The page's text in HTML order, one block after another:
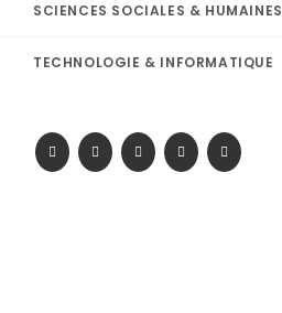
SCIENCES SOCIALES & HUMAINES
TECHNOLOGIE & INFORMATIQUE